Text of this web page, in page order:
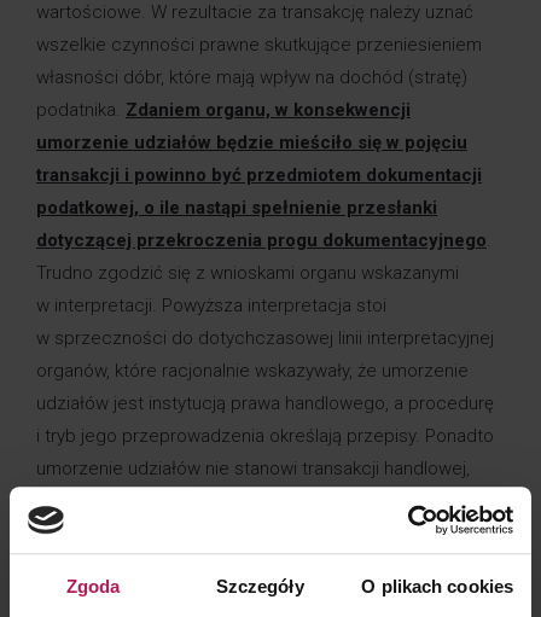
Zgoda Szczegóły O plikach cookies
wartościowe. W rezultacie za transakcję należy uznać
wszelkie czynności prawne skutkujące przeniesieniem
własności dóbr, które mają wpływ na dochód (stratę)
podatnika. Zdaniem organu, w konsekwencji
umorzenie udziałów będzie mieściło się w pojęciu
transakcji i powinno być przedmiotem dokumentacji
podatkowej, o ile nastąpi spełnienie przesłanki
dotyczącej przekroczenia progu dokumentacyjnego.
Trudno zgodzić się z wnioskami organu wskazanymi
w interpretacji. Powyższa interpretacja stoi
w sprzeczności do dotychczasowej linii interpretacyjnej
organów, które racjonalnie wskazywały, że umorzenie
udziałów jest instytucją prawa handlowego, a procedurę
i tryb jego przeprowadzenia określają przepisy. Ponadto
umorzenie udziałów nie stanowi transakcji handlowej,
a jego celem nie jest modyfikacja wysokości dochodów,
jakie osiągają podatnicy powiązani, poprzez
0111-KDIB1-3.4010.223.2017.1.BM[²], 2461-IBPB-1-